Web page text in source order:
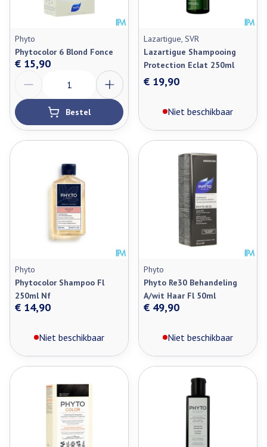
Phyto
Phytocolor 6 Blond Fonce
€ 15,90
Bestel
Lazartigue, SVR
Lazartigue Shampooing
Protection Eclat 250ml
€ 19,90
Niet beschikbaar
Phyto
Phytocolor Shampoo Fl
250ml Nf
€ 14,90
Niet beschikbaar
Phyto
Phyto Re30 Behandeling
A/wit Haar Fl 50ml
€ 49,90
Niet beschikbaar